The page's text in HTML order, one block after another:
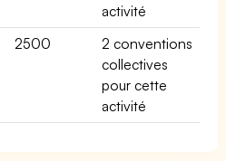
activité
2500
2 conventions
collectives
pour cette
activité